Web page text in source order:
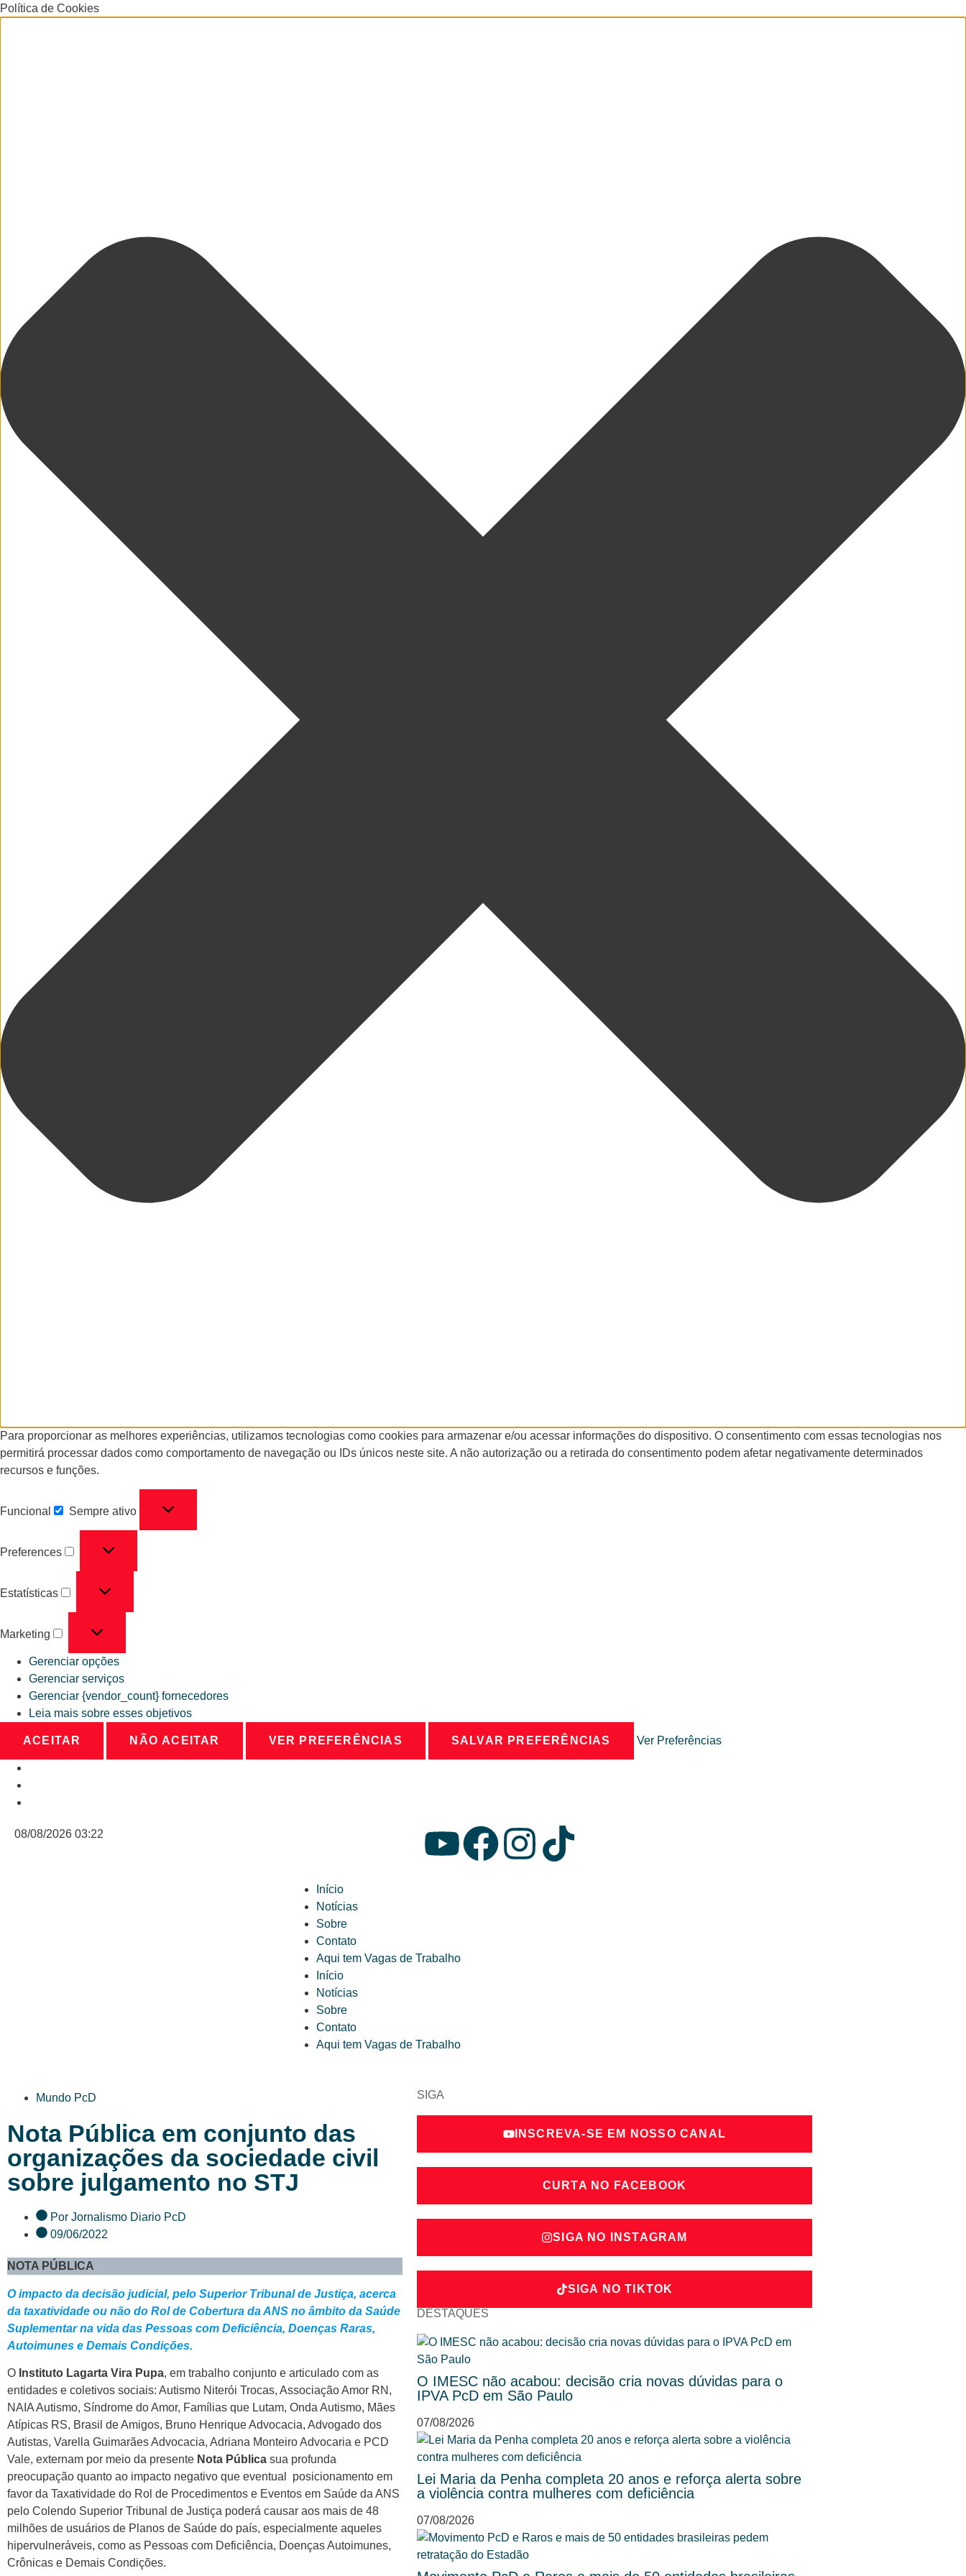
Política de Cookies
Para proporcionar as melhores experiências, utilizamos tecnologias como cookies para armazenar e/ou acessar informações do dispositivo. O consentimento com essas tecnologias nos
permitirá processar dados como comportamento de navegação ou IDs únicos neste site. A não autorização ou a retirada do consentimento podem afetar negativamente determinados
recursos e funções.
Funcional Sempre ativo
Preferences
Estatísticas
Marketing
Gerenciar opções
Gerenciar serviços
Gerenciar {vendor_count} fornecedores
Leia mais sobre esses objetivos
ACEITAR NÃO ACEITAR VER PREFERÊNCIAS SALVAR PREFERÊNCIAS Ver Preferências
08/08/2026 03:22
Início
Notícias
Sobre
Contato
Aqui tem Vagas de Trabalho
Início
Notícias
Sobre
Contato
Aqui tem Vagas de Trabalho
Mundo PcD
Nota Pública em conjunto das
organizações da sociedade civil
sobre julgamento no STJ
Por Jornalismo Diario PcD
09/06/2022
NOTA PÚBLICA
O impacto da decisão judicial, pelo Superior Tribunal de Justiça, acerca
da taxatividade ou não do Rol de Cobertura da ANS no âmbito da Saúde
Suplementar na vida das Pessoas com Deficiência, Doenças Raras,
Autoimunes e Demais Condições.
O Instituto Lagarta Vira Pupa, em trabalho conjunto e articulado com as
entidades e coletivos sociais: Autismo Niterói Trocas, Associação Amor RN,
NAIA Autismo, Síndrome do Amor, Famílias que Lutam, Onda Autismo, Mães
Atípicas RS, Brasil de Amigos, Bruno Henrique Advocacia, Advogado dos
Autistas, Varella Guimarães Advocacia, Adriana Monteiro Advocaria e PCD
Vale, externam por meio da presente Nota Pública sua profunda
preocupação quanto ao impacto negativo que eventual posicionamento em
favor da Taxatividade do Rol de Procedimentos e Eventos em Saúde da ANS
pelo Colendo Superior Tribunal de Justiça poderá causar aos mais de 48
milhões de usuários de Planos de Saúde do país, especialmente aqueles
hipervulneráveis, como as Pessoas com Deficiência, Doenças Autoimunes,
Crônicas e Demais Condições.
SIGA
INSCREVA-SE EM NOSSO CANAL
CURTA NO FACEBOOK
SIGA NO INSTAGRAM
SIGA NO TIKTOK
DESTAQUES
O IMESC não acabou: decisão cria novas dúvidas para o
IPVA PcD em São Paulo
07/08/2026
Lei Maria da Penha completa 20 anos e reforça alerta sobre
a violência contra mulheres com deficiência
07/08/2026